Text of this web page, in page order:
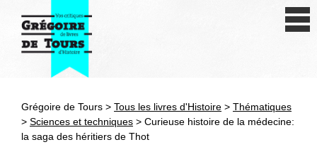
Antiquité
Grégoire de Tours > Tous les livres d'Histoire > Thématiques
> Sciences et techniques > Curieuse histoire de la médecine:
la saga des héritiers de Thot